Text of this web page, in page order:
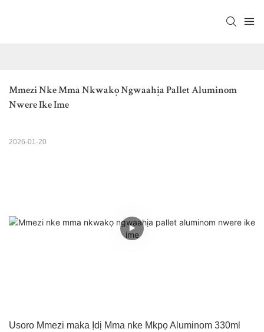
Mmezi Nke Mma Nkwakọ Ngwaahịa Pallet Aluminom
Nwere Ike Ime
2026-01-20
Usoro Mmezi maka Ịdị Mma nke Mkpọ Aluminom 330ml